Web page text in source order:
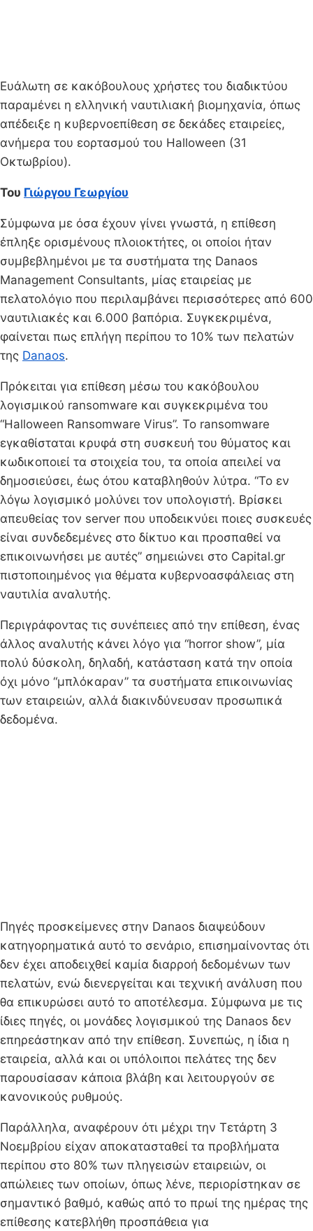
Ευάλωτη σε κακόβουλους χρήστες του διαδικτύου
παραμένει η ελληνική ναυτιλιακή βιομηχανία, όπως
απέδειξε η κυβερνοεπίθεση σε δεκάδες εταιρείες,
ανήμερα του εορτασμού του Halloween (31
Οκτωβρίου).
Του Γιώργου Γεωργίου
Σύμφωνα με όσα έχουν γίνει γνωστά, η επίθεση
έπληξε ορισμένους πλοιοκτήτες, οι οποίοι ήταν
συμβεβλημένοι με τα συστήματα της Danaos
Management Consultants, μίας εταιρείας με
πελατολόγιο που περιλαμβάνει περισσότερες από 600
ναυτιλιακές και 6.000 βαπόρια. Συγκεκριμένα,
φαίνεται πως επλήγη περίπου το 10% των πελατών
της Danaos.
Πρόκειται για επίθεση μέσω του κακόβουλου
λογισμικού ransomware και συγκεκριμένα του
“Halloween Ransomware Virus”. Το ransomware
εγκαθίσταται κρυφά στη συσκευή του θύματος και
κωδικοποιεί τα στοιχεία του, τα οποία απειλεί να
δημοσιεύσει, έως ότου καταβληθούν λύτρα. “Το εν
λόγω λογισμικό μολύνει τον υπολογιστή. Βρίσκει
απευθείας τον server που υποδεικνύει ποιες συσκευές
είναι συνδεδεμένες στο δίκτυο και προσπαθεί να
επικοινωνήσει με αυτές” σημειώνει στο Capital.gr
πιστοποιημένος για θέματα κυβερνοασφάλειας στη
ναυτιλία αναλυτής.
Περιγράφοντας τις συνέπειες από την επίθεση, ένας
άλλος αναλυτής κάνει λόγο για “horror show”, μία
πολύ δύσκολη, δηλαδή, κατάσταση κατά την οποία
όχι μόνο “μπλόκαραν” τα συστήματα επικοινωνίας
των εταιρειών, αλλά διακινδύνευσαν προσωπικά
δεδομένα.
Πηγές προσκείμενες στην Danaos διαψεύδουν
κατηγορηματικά αυτό το σενάριο, επισημαίνοντας ότι
δεν έχει αποδειχθεί καμία διαρροή δεδομένων των
πελατών, ενώ διενεργείται και τεχνική ανάλυση που
θα επικυρώσει αυτό το αποτέλεσμα. Σύμφωνα με τις
ίδιες πηγές, οι μονάδες λογισμικού της Danaos δεν
επηρεάστηκαν από την επίθεση. Συνεπώς, η ίδια η
εταιρεία, αλλά και οι υπόλοιποι πελάτες της δεν
παρουσίασαν κάποια βλάβη και λειτουργούν σε
κανονικούς ρυθμούς.
Παράλληλα, αναφέρουν ότι μέχρι την Τετάρτη 3
Νοεμβρίου είχαν αποκατασταθεί τα προβλήματα
περίπου στο 80% των πληγεισών εταιρειών, οι
απώλειες των οποίων, όπως λένε, περιορίστηκαν σε
σημαντικό βαθμό, καθώς από το πρωί της ημέρας της
επίθεσης κατεβλήθη προσπάθεια για